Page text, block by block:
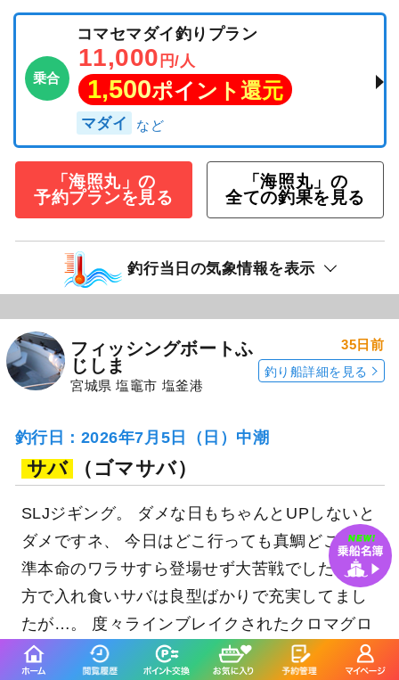
乗合
コマセマダイ釣りプラン
11,000 円/人
1,500ポイント還元
マダイ
「海照丸」の
予約プランを見る
「海照丸」の
全ての釣果を見る
釣行当日の気象情報を表示
フィッシングボートふ
じしま
宮城県 塩竈市 塩釜港
35日前
釣り船詳細を見る
釣行日：2026年7月5日（日）中潮
サバ （ゴマサバ）
SLJジギング。 ダメな日もちゃんとUPしないと
ダメですネ、 今日はどこ行っても真鯛どころか
準本命のワラサすら登場せず大苦戦でした。 一
方で入れ食いサバは良型ばかりで充実してまし
たが…。 度々ラインブレイクされたクロマグロ
のファイトだけが唯一の盛り上がりでした、